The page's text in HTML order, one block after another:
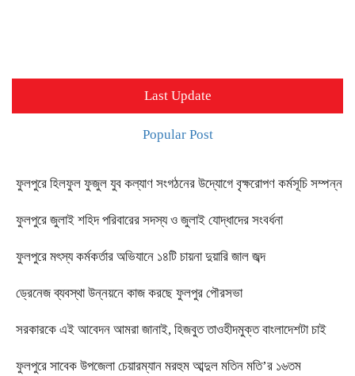
Last Update
Popular Post
ফুলপুরে হিলফুল ফুজুল যুব কল্যাণ সংগঠনের উদ্যোগে বৃক্ষরোপণ কর্মসূচি সম্পন্ন
ফুলপুরে জুলাই শহিদ পরিবারের সদস্য ও জুলাই যোদ্ধাদের সংবর্ধনা
ফুলপুরে মৎস্য কর্মকর্তার অভিযানে ১৪টি চায়না দুয়ারি জাল জব্দ
ড্রেনেজ ব্যবস্থা উন্নয়নে কাজ করছে ফুলপুর পৌরসভা
সরকারকে এই আবেদন আমরা জানাই, হিজবুত তাওহীদমুক্ত বাংলাদেশটা চাই
ফুলপুরে সাবেক উপজেলা চেয়ারম্যান মরহুম আব্দুল মতিন মতি’র ১৬তম